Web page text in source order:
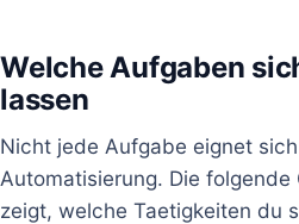
Welche Aufgaben
lassen
Nicht jede Aufgabe eignet
Automatisierung. Die folgende
zeigt, welche Taetigkeiten du